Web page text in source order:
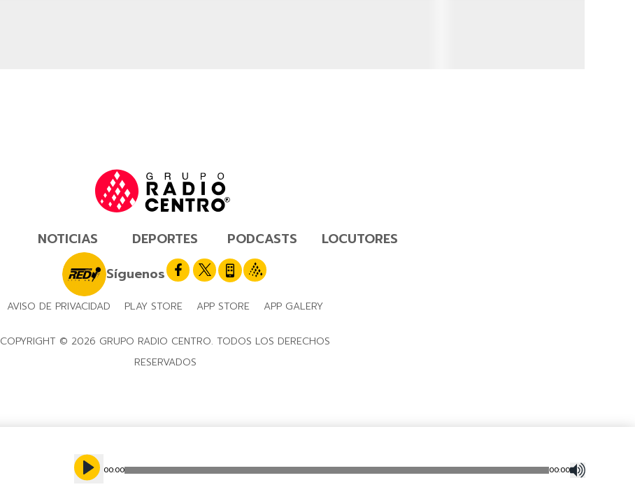
NOTICIAS DEPORTES PODCASTS
LOCUTORES
Síguenos
AVISO DE PRIVACIDAD PLAY STORE APP STORE APP GALERY
COPYRIGHT © 2026 GRUPO RADIO CENTRO. TODOS LOS DERECHOS
RESERVADOS
00:00 00:00